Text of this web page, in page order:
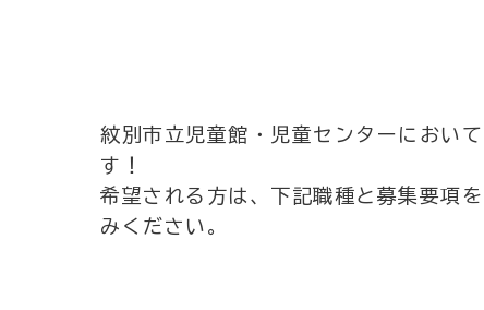
紋別市立児童館・児童センターにおい
す！
希望される方は、下記職種と募集要項
みください。